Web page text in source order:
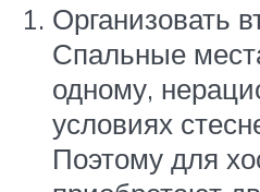
Организовать
Спальные
одному,
условиях
Поэтому для